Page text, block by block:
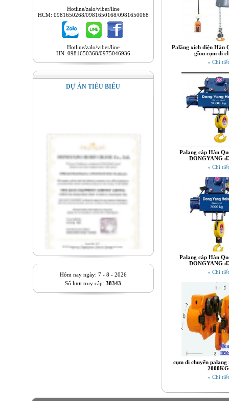
Hotline/zalo/viber/line
HCM: 0981650268/0981650168/0981650068
Hotline/zalo/viber/line
HN: 0981650368/0975046936
DỰ ÁN TIÊU BIỂU
Hôm nay ngày: 7 - 8 - 2026
Số lượt truy cập:38343
Palăng xích điện Hàn
gồm cụm di
» Chi tiết
Palang cáp Hàn
DONGYANG
» Chi tiết
Palang cáp Hàn
DONGYANG
» Chi tiết
cụm di chuyển
2000KG
» Chi tiết